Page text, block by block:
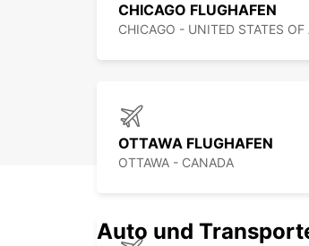
CHICAGO FLUGHAFEN
OTTAWA FLUGHAFEN
OTTAWA - CANADA
Auto und